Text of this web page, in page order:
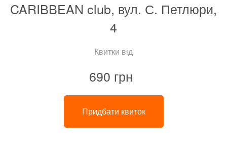
CARIBBEAN club, вул. С. Петлюри,
4
Квитки від
690 грн
Придбати квиток